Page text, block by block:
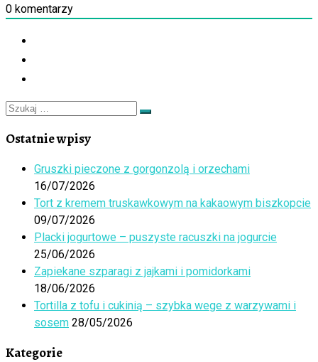
0 komentarzy
Szukaj
Szukaj
Ostatnie wpisy
Gruszki pieczone z gorgonzolą i orzechami
16/07/2026
Tort z kremem truskawkowym na kakaowym biszkopcie
09/07/2026
Placki jogurtowe – puszyste racuszki na jogurcie
25/06/2026
Zapiekane szparagi z jajkami i pomidorkami
18/06/2026
Tortilla z tofu i cukinią – szybka wege z warzywami i
sosem 28/05/2026
Kategorie